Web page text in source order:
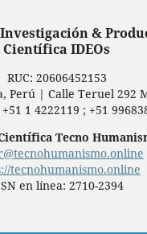
&
Científica IDEOs
RUC: ‬20606452153‪
Perú | Calle Teruel 292
1 4222119 ; +51
Tecno
tecnohumanismo.online
en línea: 2710-2394